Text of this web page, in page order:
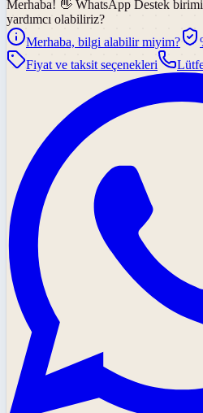
Merhaba! 👋 WhatsApp Destek
yardımcı olabiliriz?
Merhaba, bilgi alabilir miyim?
Fiyat ve taksit seçenekleri